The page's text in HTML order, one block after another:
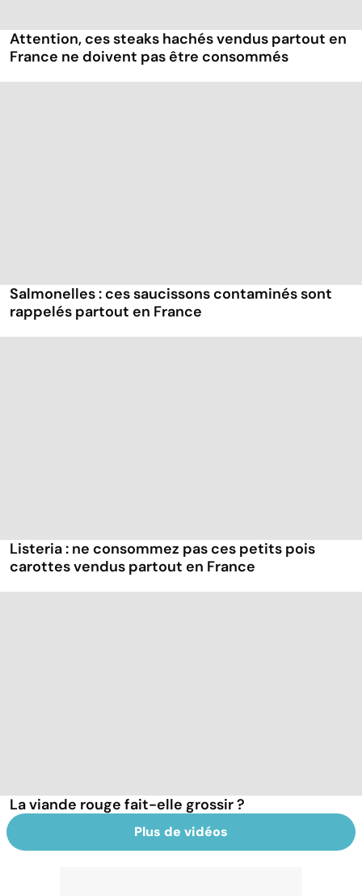
Attention, ces steaks hachés vendus partout en
France ne doivent pas être consommés
Salmonelles : ces saucissons contaminés sont
rappelés partout en France
Listeria : ne consommez pas ces petits pois
carottes vendus partout en France
La viande rouge fait-elle grossir ?
Plus de vidéos